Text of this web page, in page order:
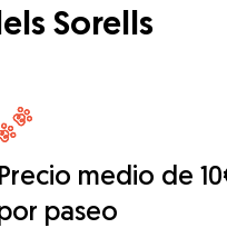
Sorells
Precio medio de
paseo